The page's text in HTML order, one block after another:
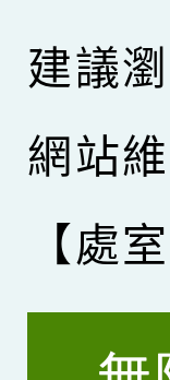
建議
網站
【處